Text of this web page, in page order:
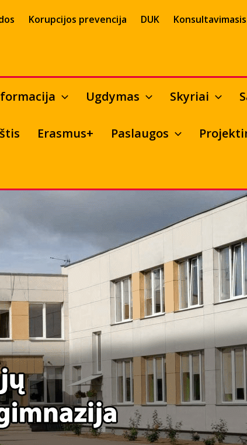
Korupcijos prevencija DUK
Ugdymas Skyriai
Erasmus+ Paslaugos